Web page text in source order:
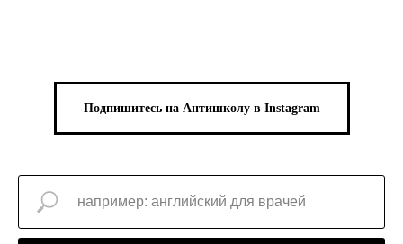
Подпишитесь на Антишколу в Instagram